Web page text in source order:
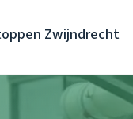
Zwijndrecht